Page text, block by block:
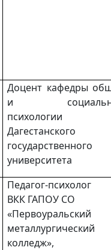
Доцент кафедры
и
психологии
Дагестанского
государственного
университета
Педагог-психолог
ВКК ГАПОУ СО
«Первоуральский
металлургический
колледж»,